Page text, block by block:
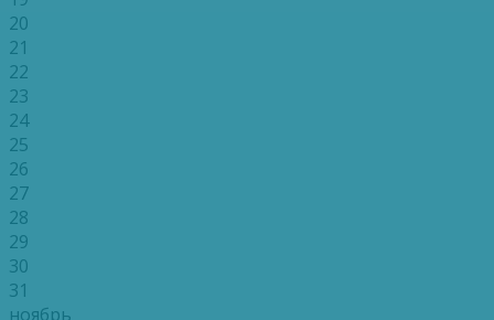
20
21
22
23
24
25
26
27
28
29
30
31
ноябрь